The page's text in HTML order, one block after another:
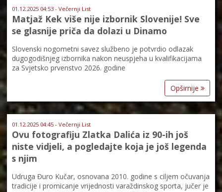
01.12.2025 04:53 - Večernji List
Matjaž Kek više nije izbornik Slovenije! Sve
se glasnije priča da dolazi u Dinamo
Slovenski nogometni savez službeno je potvrdio odlazak
dugogodišnjeg izbornika nakon neuspjeha u kvalifikacijama
za Svjetsko prvenstvo 2026. godine
Opširnije
01.12.2025 04:45 - Večernji List
Ovu fotografiju Zlatka Dalića iz 90-ih još
niste vidjeli, a pogledajte koja je još legenda
s njim
Udruga Đuro Kučar, osnovana 2010. godine s ciljem očuvanja
tradicije i promicanje vrijednosti varaždinskog sporta, jučer je